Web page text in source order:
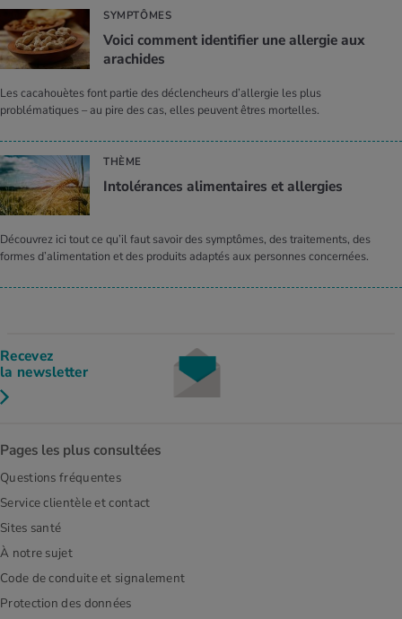
SYMPTÔMES
Voici comment identifier une allergie aux
arachides
Les cacahouètes font partie des déclencheurs d’allergie les plus
problématiques – au pire des cas, elles peuvent êtres mortelles.
THÈME
Intolérances alimentaires et allergies
Découvrez ici tout ce qu’il faut savoir des symptômes, des traitements, des
formes d’alimentation et des produits adaptés aux personnes concernées.
Recevez
la newsletter
Pages les plus consultées
Questions fréquentes
Service clientèle et contact
Sites santé
À notre sujet
Code de conduite et signalement
Protection des données